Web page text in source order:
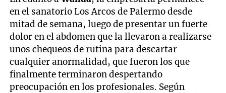
en el sanatorio Los Arcos de Palermo desde
mitad de semana, luego de presentar un fuerte
dolor en el abdomen que la llevaron a realizarse
unos chequeos de rutina para descartar
cualquier anormalidad, que fueron los que
finalmente terminaron despertando
preocupación en los profesionales. Según